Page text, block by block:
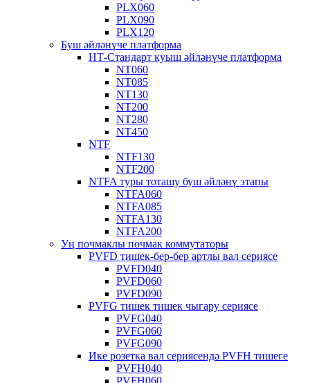
PLX060
PLX090
PLX120
Буш әйләнүче платформа
НТ-Стандарт куыш әйләнүче платформа
NT060
NT085
NT130
NT200
NT280
NT450
NTF
NTF130
NTF200
NTFA туры тоташу буш әйләнү этапы
NTFA060
NTFA085
NTFA130
NTFA200
Уң почмаклы почмак коммутаторы
PVFD тишек-бер-бер артлы вал сериясе
PVFD040
PVFD060
PVFD090
PVFG тишек тишек чыгару сериясе
PVFG040
PVFG060
PVFG090
Ике розетка вал сериясендә PVFH тишеге
PVFH040
PVFH060